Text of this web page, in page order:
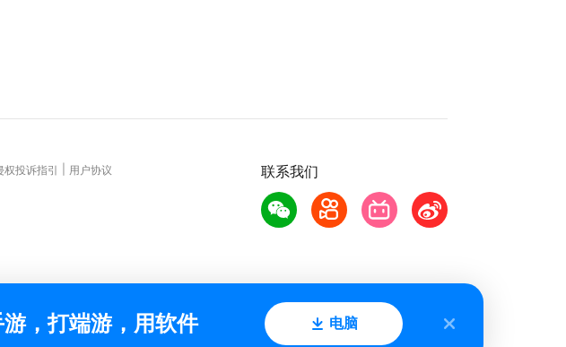
联系我们
权投诉指引
用户协议
，打端游，用软件 电脑